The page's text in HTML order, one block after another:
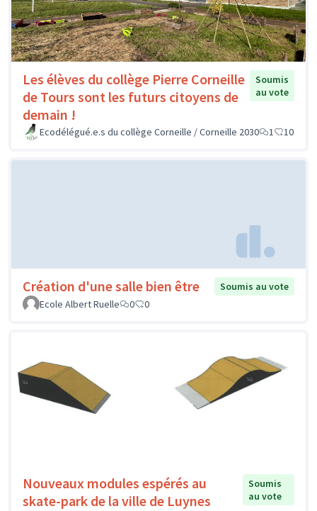
Les élèves du collège Pierre Corneille
de Tours sont les futurs citoyens de
demain !
Soumis
au vote
Ecodélégué.e.s du collège Corneille / Corneille 2030 1 10
Création d'une salle bien être
Soumis au vote
Ecole Albert Ruelle
0 0
Nouveaux modules espérés au
skate-park de la ville de Luynes
Soumis
au vote